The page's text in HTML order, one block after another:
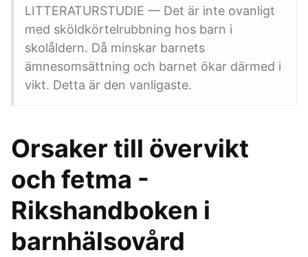
LITTERATURSTUDIE — Det är inte ovanligt
med sköldkörtelrubbning hos barn i
skolåldern. Då minskar barnets
ämnesomsättning och barnet ökar därmed i
vikt. Detta är den vanligaste.
Orsaker till övervikt
och fetma -
Rikshandboken i
barnhälsovård